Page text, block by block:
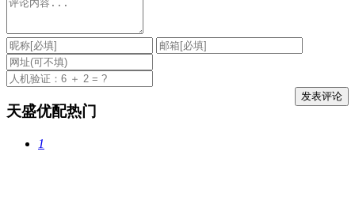
天盛优配热门
1